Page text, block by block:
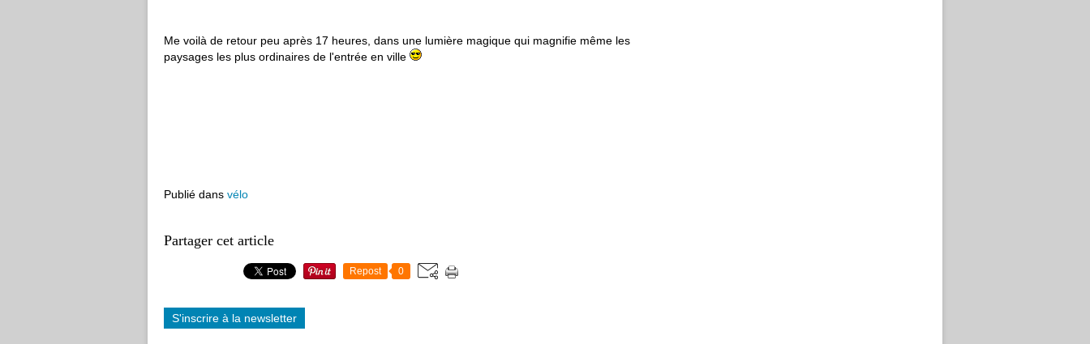
Me voilà de retour peu après 17 heures, dans une lumière magique qui magnifie même les
paysages les plus ordinaires de l'entrée en ville
Publié dans vélo
Partager cet article
Repost 0
S'inscrire à la newsletter